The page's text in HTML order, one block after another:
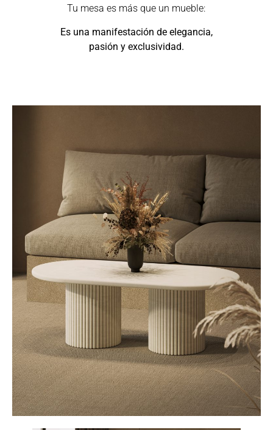
Tu mesa es más que un mueble:
Es una manifestación de elegancia,
pasión y exclusividad.